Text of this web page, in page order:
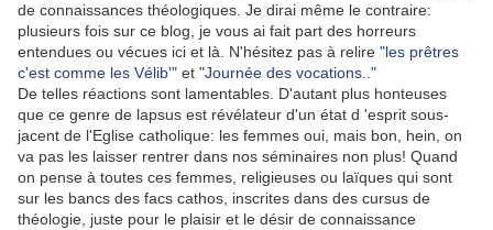
de connaissances théologiques. Je dirai même le contraire:
plusieurs fois sur ce blog, je vous ai fait part des horreurs
entendues ou vécues ici et là. N'hésitez pas à relire "les prêtres
c'est comme les Vélib'" et "Journée des vocations.."
De telles réactions sont lamentables. D'autant plus honteuses
que ce genre de lapsus est révélateur d'un état d 'esprit sous-
jacent de l'Eglise catholique: les femmes oui, mais bon, hein, on
va pas les laisser rentrer dans nos séminaires non plus! Quand
on pense à toutes ces femmes, religieuses ou laïques qui sont
sur les bancs des facs cathos, inscrites dans des cursus de
théologie, juste pour le plaisir et le désir de connaissance